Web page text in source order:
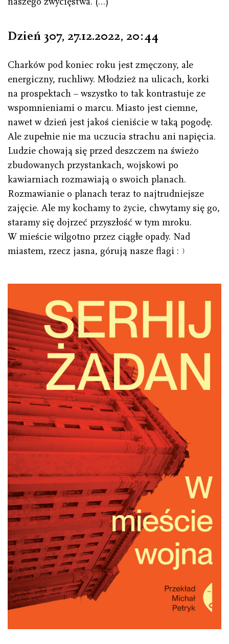
Dzień 307, 27.12.2022, 20 : 44
Charków pod koniec roku jest zmęczony, ale
energiczny, ruchliwy. Młodzież na ulicach, korki
na prospektach – wszystko to tak kontrastuje ze
wspomnieniami o marcu. Miasto jest ciemne,
nawet w dzień jest jakoś cieniście w taką pogodę.
Ale zupełnie nie ma uczucia strachu ani napięcia.
Ludzie chowają się przed deszczem na świeżo
zbudowanych przystankach, wojskowi po
kawiarniach rozmawiają o swoich planach.
Rozmawianie o planach teraz to najtrudniejsze
zajęcie. Ale my kochamy to życie, chwytamy się go,
staramy się dojrzeć przyszłość w tym mroku.
W mieście wilgotno przez ciągłe opady. Nad
miastem, rzecz jasna, górują nasze flagi :﹚